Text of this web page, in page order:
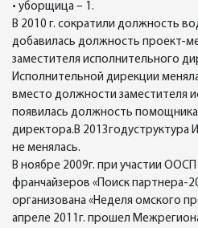
• уборщица – 1.
В 2010 г. сократили должность
добавилась должность проект-
заместителя исполнительного
Исполнительной дирекции
вместо должности заместителя
появилась должность
директора.В 2013годуструктура
не менялась.
В ноябре 2009г. при участии
франчайзеров «Поиск партнера-
организована «Неделя омского
апреле 2011г. прошел